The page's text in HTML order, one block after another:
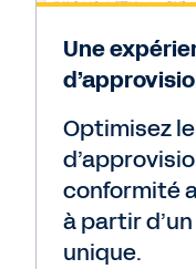
Une
Optimisez
conformité
à partir
unique.